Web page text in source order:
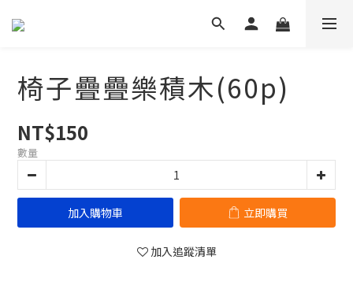
椅子疊疊樂積木(60p)
NT$150
數量
加入購物車 立即購買
加入追蹤清單